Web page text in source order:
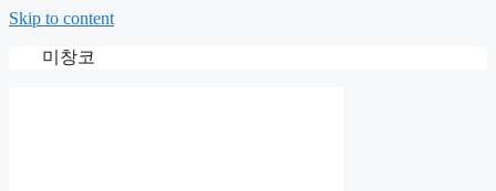
Skip to content
미창코